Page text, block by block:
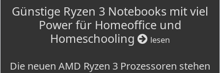
Günstige Ryzen 3 Notebooks mit viel
Power für Homeoffice und
Homeschooling
lesen
Die neuen AMD Ryzen 3 Prozessoren stehen